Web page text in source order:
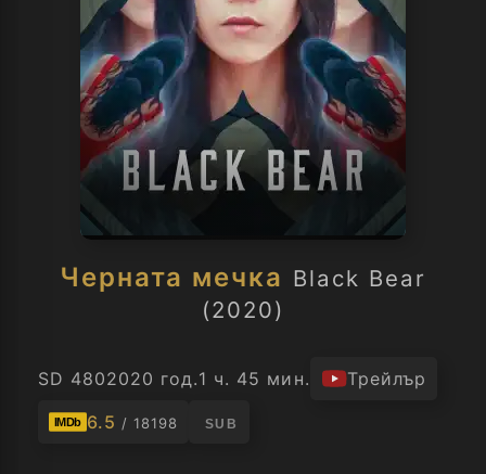
Черната мечка Black Bear
(2020)
SD 4802020 год.1 ч. 45 мин. Трейлър
IMDb 6.5 / 18198 SUB